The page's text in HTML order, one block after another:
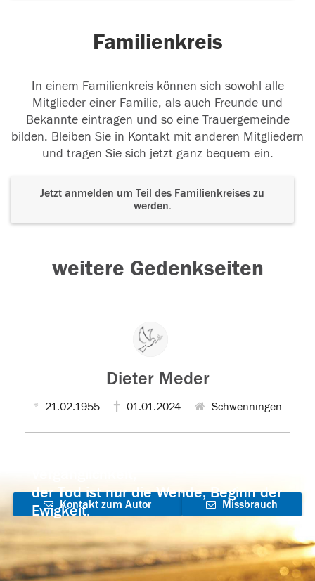
Familienkreis
In einem Familienkreis können sich sowohl alle
Mitglieder einer Familie, als auch Freunde und
Bekannte eintragen und so eine Trauergemeinde
bilden. Bleiben Sie in Kontakt mit anderen Mitgliedern
und tragen Sie sich jetzt ganz bequem ein.
Jetzt anmelden um Teil des Familienkreises zu
werden.
weitere Gedenkseiten
Dieter Meder
21.02.1955 01.01.2024 Schwenningen
der Tod ist nur die Wende, Beginn der
Ewigkeit.
Kontakt zum Autor
aufnehmen
Missbrauch